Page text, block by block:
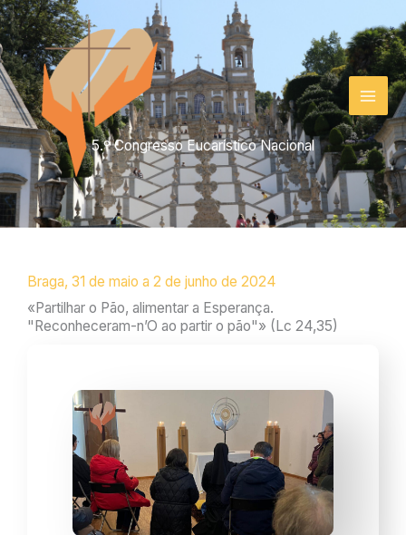
Skip
to
content
5.º Congresso Eucarístico Nacional
Braga, 31 de maio a 2 de junho de 2024
«Partilhar o Pão, alimentar a Esperança.
"Reconheceram-n’O ao partir o pão"» (Lc 24,35)